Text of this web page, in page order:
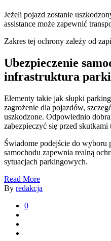
Jeżeli pojazd zostanie
assistance może zapewnić
Zakres tej ochrony zależy od
Ubezpieczenie
infrastruktura
Elementy takie jak słupki
zagrożenie dla pojazdów,
uszkodzone. Odpowiednio
zabezpieczyć się przed skutkami
Świadome podejście do wyboru
samochodu zapewnia realną
sytuacjach parkingowych.
Read More
By redakcja
0